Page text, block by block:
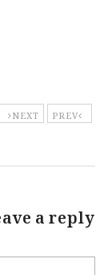
PREV
NEXT
a reply